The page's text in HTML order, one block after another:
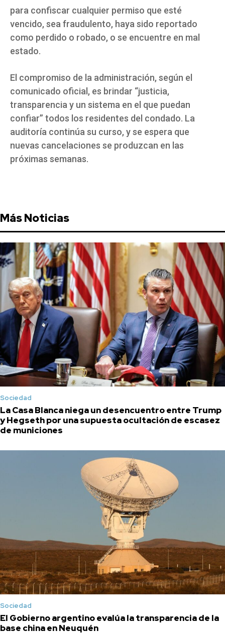
para confiscar cualquier permiso que esté
vencido, sea fraudulento, haya sido reportado
como perdido o robado, o se encuentre en mal
estado.
El compromiso de la administración, según el
comunicado oficial, es brindar “justicia,
transparencia y un sistema en el que puedan
confiar” todos los residentes del condado. La
auditoría continúa su curso, y se espera que
nuevas cancelaciones se produzcan en las
próximas semanas.
Más Noticias
Sociedad
La Casa Blanca niega un desencuentro entre Trump
y Hegseth por una supuesta ocultación de escasez
de municiones
Sociedad
El Gobierno argentino evalúa la transparencia de la
base china en Neuquén